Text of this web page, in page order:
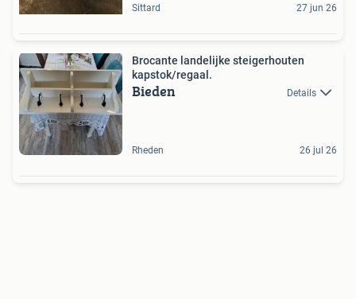
Sittard 27 jun 26
Brocante landelijke steigerhouten
kapstok/regaal.
Bieden Details
Rheden 26 jul 26